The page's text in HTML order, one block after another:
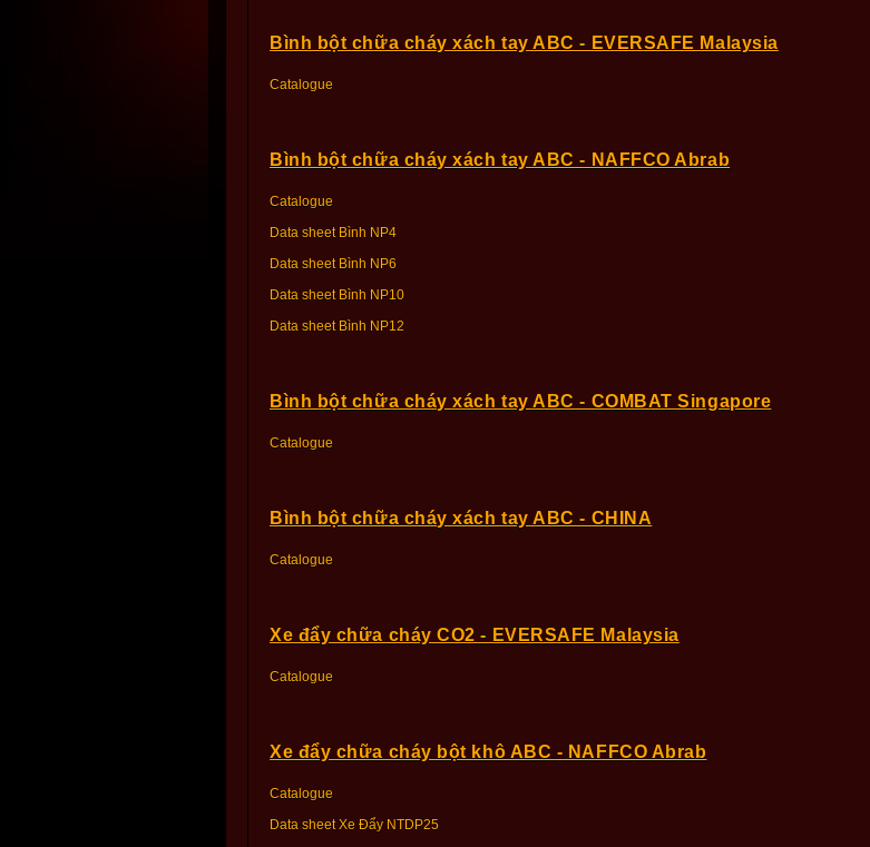
Bình bột chữa cháy xách tay ABC - EVERSAFE Malaysia
Catalogue
Bình bột chữa cháy xách tay ABC - NAFFCO Abrab
Catalogue
Data sheet Bình NP4
Data sheet Bình NP6
Data sheet Bình NP10
Data sheet Bình NP12
Bình bột chữa cháy xách tay ABC - COMBAT Singapore
Catalogue
Bình bột chữa cháy xách tay ABC - CHINA
Catalogue
Xe đẩy chữa cháy CO2 - EVERSAFE Malaysia
Catalogue
Xe đẩy chữa cháy bột khô ABC - NAFFCO Abrab
Catalogue
Data sheet Xe Đẩy NTDP25